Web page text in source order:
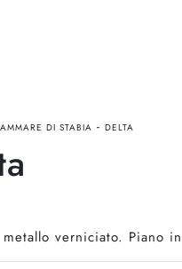
DI STABIA - DELTA
verniciato. Piano